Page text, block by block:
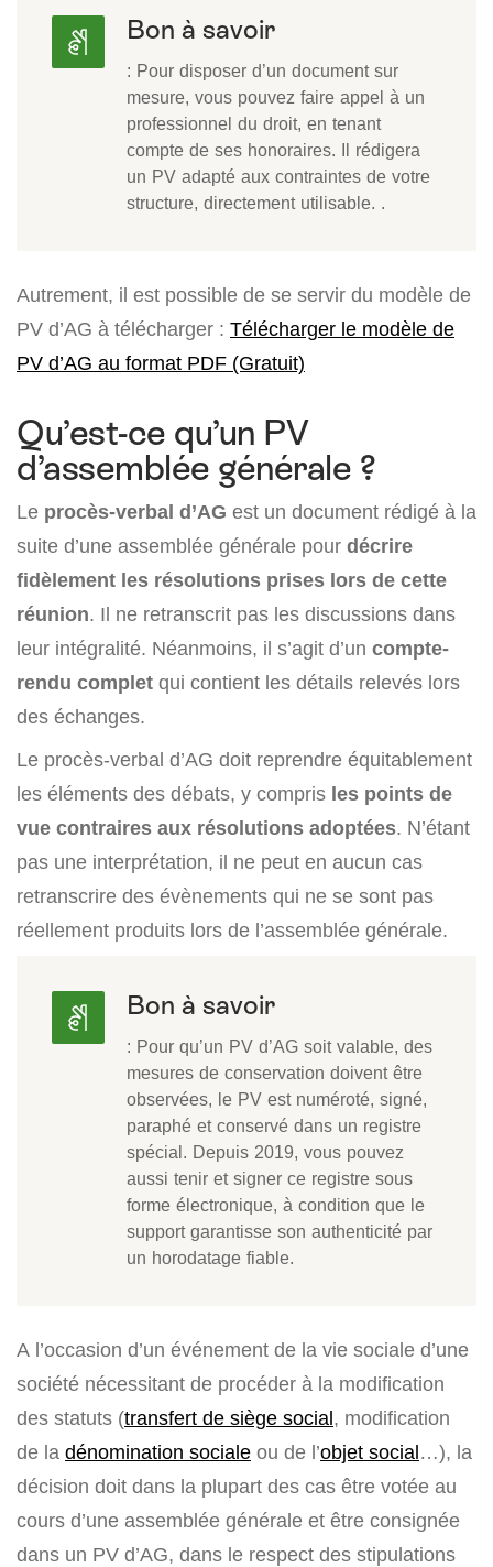
Bon à savoir
: Pour disposer d’un document sur
mesure, vous pouvez faire appel à un
professionnel du droit, en tenant
compte de ses honoraires. Il rédigera
un PV adapté aux contraintes de votre
structure, directement utilisable. .
Autrement, il est possible de se servir du modèle de
PV d’AG à télécharger : Télécharger le modèle de
PV d’AG au format PDF (Gratuit)
Qu’est-ce qu’un PV
d’assemblée générale ?
Le procès-verbal d’AG est un document rédigé à la
suite d’une assemblée générale pour décrire
fidèlement les résolutions prises lors de cette
réunion. Il ne retranscrit pas les discussions dans
leur intégralité. Néanmoins, il s’agit d’un compte-
rendu complet qui contient les détails relevés lors
des échanges.
Le procès-verbal d’AG doit reprendre équitablement
les éléments des débats, y compris les points de
vue contraires aux résolutions adoptées. N’étant
pas une interprétation, il ne peut en aucun cas
retranscrire des évènements qui ne se sont pas
réellement produits lors de l’assemblée générale.
Bon à savoir
: Pour qu’un PV d’AG soit valable, des
mesures de conservation doivent être
observées, le PV est numéroté, signé,
paraphé et conservé dans un registre
spécial. Depuis 2019, vous pouvez
aussi tenir et signer ce registre sous
forme électronique, à condition que le
support garantisse son authenticité par
un horodatage fiable.
A l’occasion d’un événement de la vie sociale d’une
société nécessitant de procéder à la modification
des statuts (transfert de siège social, modification
de la dénomination sociale ou de l’objet social…), la
décision doit dans la plupart des cas être votée au
cours d’une assemblée générale et être consignée
dans un PV d’AG, dans le respect des stipulations